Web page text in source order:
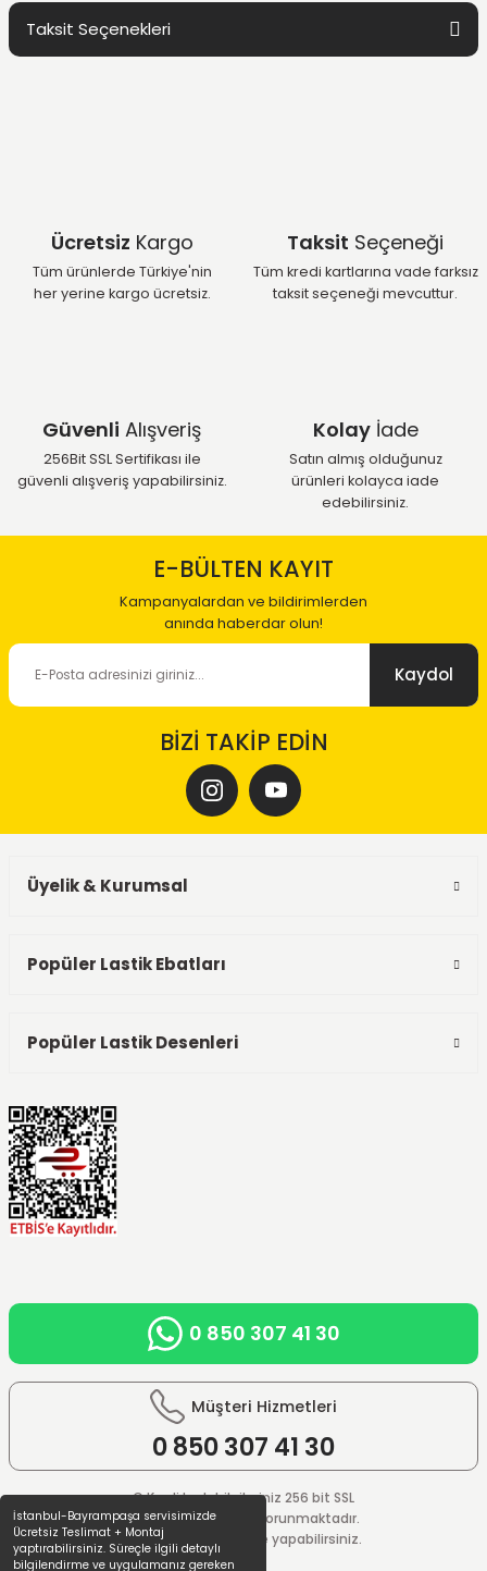
İstanbul-Bayrampaşa servisimizde
Ücretsiz Teslimat + Montaj
yaptırabilirsiniz. Süreçle ilgili detaylı
bilgilendirme ve uygulamanız gereken
Taksit Seçenekleri
Ücretsiz Kargo
Tüm ürünlerde Türkiye'nin
her yerine kargo ücretsiz.
Taksit Seçeneği
Tüm kredi kartlarına vade farksız
taksit seçeneği mevcuttur.
Güvenli Alışveriş
256Bit SSL Sertifikası ile
güvenli alışveriş yapabilirsiniz.
Kolayİade
Satın almış olduğunuz
ürünleri kolayca iade
edebilirsiniz.
E-BÜLTEN KAYIT
Kampanyalardan ve bildirimlerden
anında haberdar olun!
Kaydol
BİZİ TAKİP EDİN
Üyelik & Kurumsal
Popüler Lastik Ebatları
Popüler Lastik Desenleri
0 850 307 41 30
Müşteri Hizmetleri
0 850307 41 30
© Kredi kartı bilgileriniz 256 bit SSL
güvenlik sistemi ile korunmaktadır.
%100 güvenle ödeme yapabilirsiniz.